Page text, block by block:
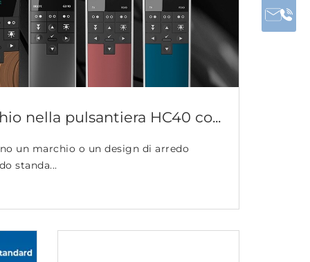
nella pulsantiera HC40 co...
un marchio o un design di arredo
standa...